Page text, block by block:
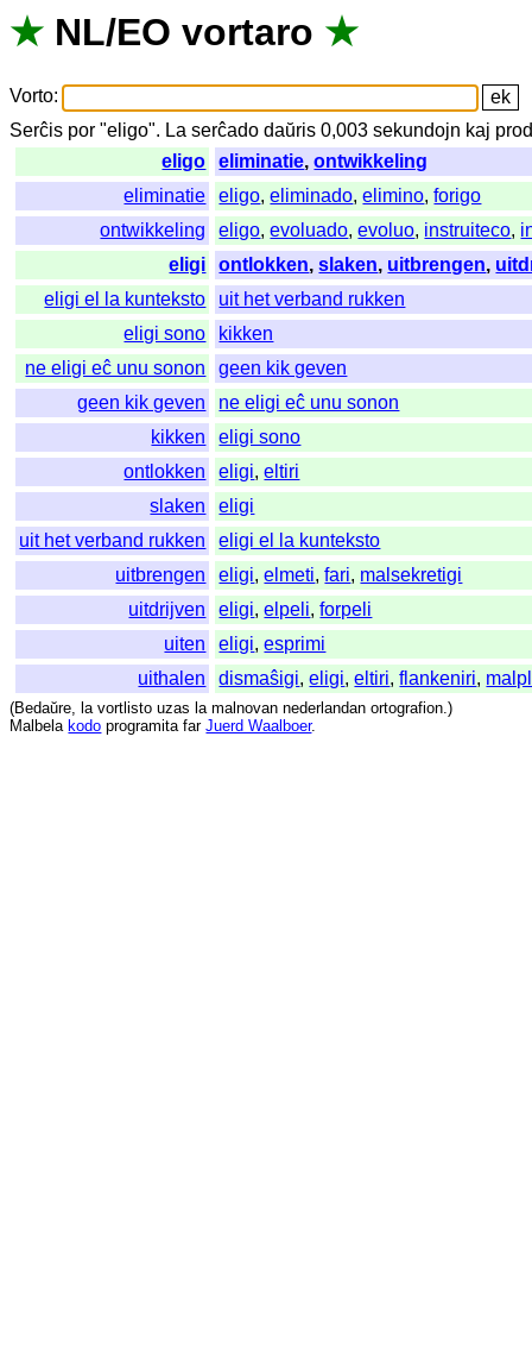
★ NL/EO vortaro ★
Vorto:
Serĉis por "eligo". La serĉado daŭris 0,003sekundojn kaj
eligo
eliminatie,ontwikkeling
eliminatie
eligo,eliminado,elimino,forigo
ontwikkeling
eligo,evoluado,evoluo, instruiteco,
eligi
ontlokken,slaken, uitbrengen,
eligi el la kunteksto
uit het verband rukken
eligi sono
kikken
ne eligi eĉ unu sonon
geen kik geven
geen kik geven
ne eligi eĉ unu sonon
kikken
eligi sono
ontlokken
eligi,eltiri
slaken
eligi
uit het verband rukken
eligi el la kunteksto
uitbrengen
eligi,elmeti,fari, malsekretigi
uitdrijven
eligi,elpeli,forpeli
uiten
eligi,esprimi
uithalen
dismaŝigi,eligi,eltiri,flankeniri,
(Bedaŭre, la vortlisto uzas la malnovan nederlandan ortografion.)
Malbela kodo programita far Juerd Waalboer.